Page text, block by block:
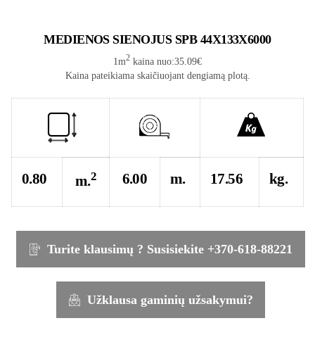
MEDIENOS SIENOJUS SPB 44X133X6000
1m2 kaina nuo:35.09€
Kaina pateikiama skaičiuojant dengiamą plotą.
0.80 m.2 6.00 m. 17.56 kg.
Turite klausimų ? Susisiekite +370-618-88221
Užklausa gaminių užsakymui?